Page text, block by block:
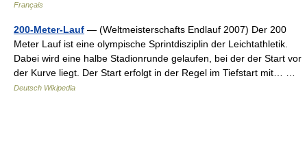
Français
200-Meter-Lauf — (Weltmeisterschafts Endlauf 2007) Der 200
Meter Lauf ist eine olympische Sprintdisziplin der Leichtathletik.
Dabei wird eine halbe Stadionrunde gelaufen, bei der der Start vor
der Kurve liegt. Der Start erfolgt in der Regel im Tiefstart mit… …
Deutsch Wikipedia